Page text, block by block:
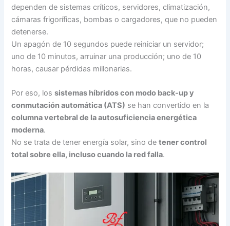
dependen de sistemas críticos, servidores, climatización,
cámaras frigoríficas, bombas o cargadores, que no pueden
detenerse.
Un apagón de 10 segundos puede reiniciar un servidor;
uno de 10 minutos, arruinar una producción; uno de 10
horas, causar pérdidas millonarias.
Por eso, lossistemas híbridos con modo back-up y
conmutación automática (ATS) se han convertido en la
columna vertebral de la autosuficiencia energética
moderna.
No se trata de tener energía solar, sino detener control
total sobre ella, incluso cuando la red falla.